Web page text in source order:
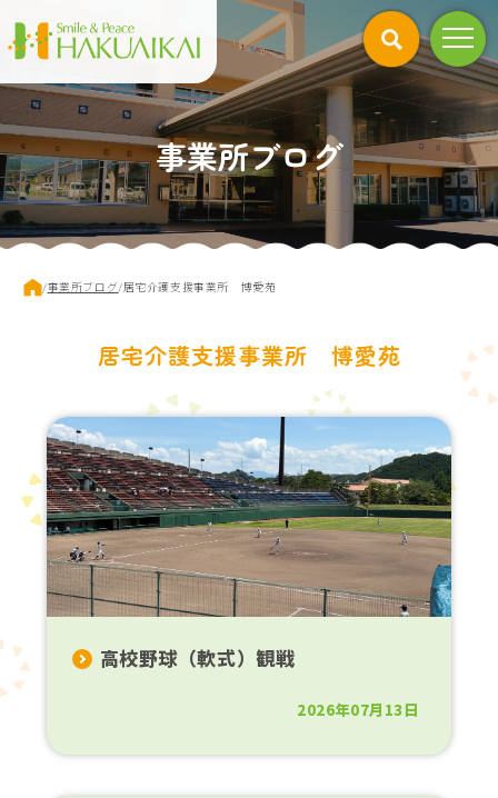
事業所ブログ
現
/事業所ブログ/居宅介護支援事業所 博愛苑
居宅介護支援事業所 博愛苑
高校野球（軟式）観戦
2026年07月13日